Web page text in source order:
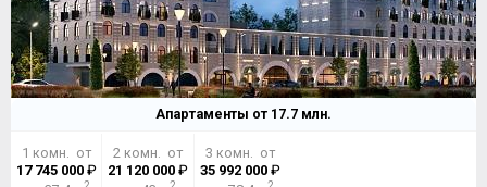
Апартаменты от 17.7 млн.
1 комн. от
17 745 000₽
2 комн. от
21 120 000 ₽
3 комн. от
35 992 000₽